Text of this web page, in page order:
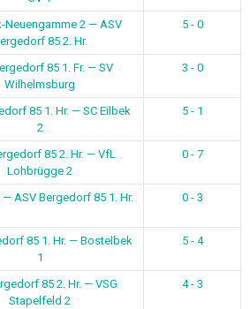
Neuengamme 2 — ASV
85 2. Hr.
5 - 0
85 1. Fr. — SV
Wilhelmsburg
3 - 0
85 1. Hr. — SC Eilbek
2
5 - 1
85 2. Hr. — VfL
Lohbrügge 2
0 - 7
ASV Bergedorf 85 1. Hr. 0 - 3
85 1. Hr. — Bostelbek
1
5 - 4
85 2. Hr. — VSG
Stapelfeld 2
4 - 3